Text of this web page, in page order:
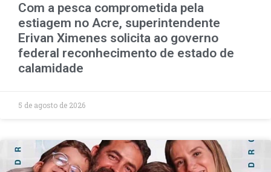
Com a pesca comprometida pela
estiagem no Acre, superintendente
Erivan Ximenes solicita ao governo
federal reconhecimento de estado de
calamidade
5 de agosto de 2026